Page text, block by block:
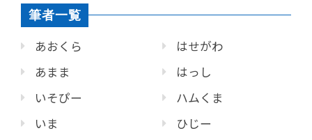
筆者一覧
あおくら
あまま
いそぴー
いま
はせがわ
はっし
ハムくま
ひじー